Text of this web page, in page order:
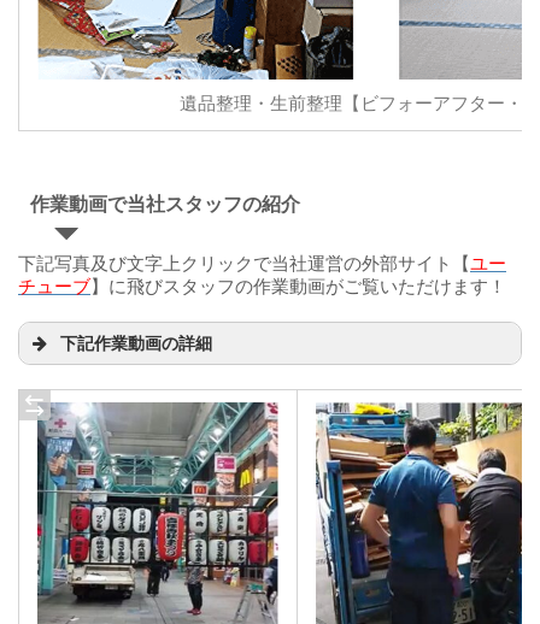
遺品整理・生前整理【ビフォーアフター・
作業動画で当社スタッフの紹介
下記写真及び文字上クリックで当社運営の外部サイト【ユー
チューブ】に飛びスタッフの作業動画がご覧いただけます！
下記作業動画の詳細